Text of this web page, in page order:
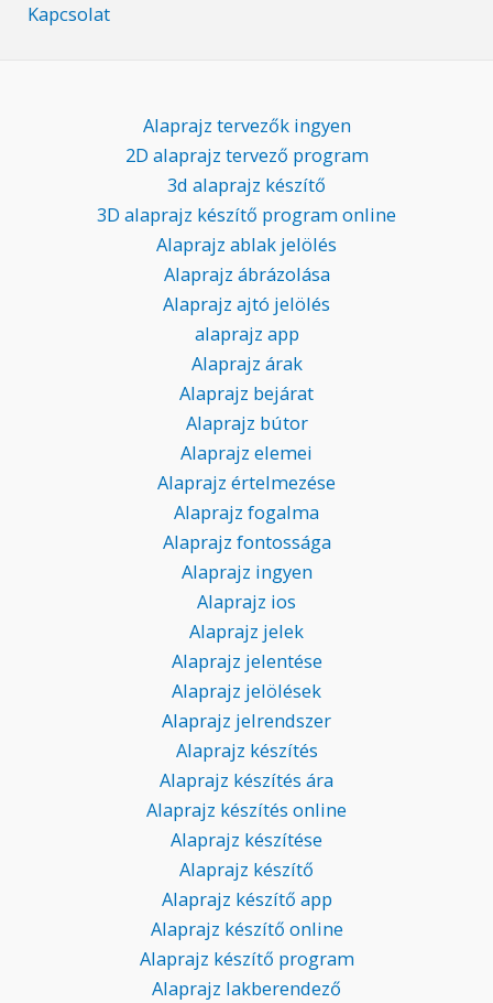
Kapcsolat
Alaprajz tervezők ingyen
2D alaprajz tervező program
3d alaprajz készítő
3D alaprajz készítő program online
Alaprajz ablak jelölés
Alaprajz ábrázolása
Alaprajz ajtó jelölés
alaprajz app
Alaprajz árak
Alaprajz bejárat
Alaprajz bútor
Alaprajz elemei
Alaprajz értelmezése
Alaprajz fogalma
Alaprajz fontossága
Alaprajz ingyen
Alaprajz ios
Alaprajz jelek
Alaprajz jelentése
Alaprajz jelölések
Alaprajz jelrendszer
Alaprajz készítés
Alaprajz készítés ára
Alaprajz készítés online
Alaprajz készítése
Alaprajz készítő
Alaprajz készítő app
Alaprajz készítő online
Alaprajz készítő program
Alaprajz lakberendező